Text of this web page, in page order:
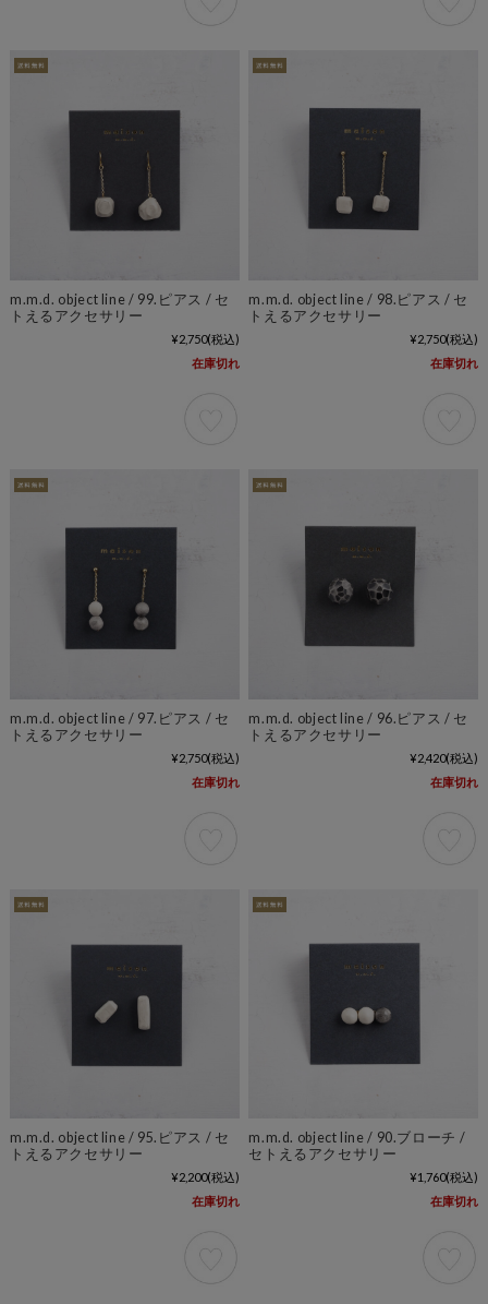
m.m.d. object line / 99.ピアス / セ
トえるアクセサリー
¥2,750(税込)
在庫切れ
m.m.d. object line / 98.ピアス / セ
トえるアクセサリー
¥2,750(税込)
在庫切れ
m.m.d. object line / 97.ピアス / セ
トえるアクセサリー
¥2,750(税込)
在庫切れ
m.m.d. object line / 96.ピアス / セ
トえるアクセサリー
¥2,420(税込)
在庫切れ
m.m.d. object line / 95.ピアス / セ
トえるアクセサリー
¥2,200(税込)
在庫切れ
m.m.d. object line / 90.ブローチ /
セトえるアクセサリー
¥1,760(税込)
在庫切れ